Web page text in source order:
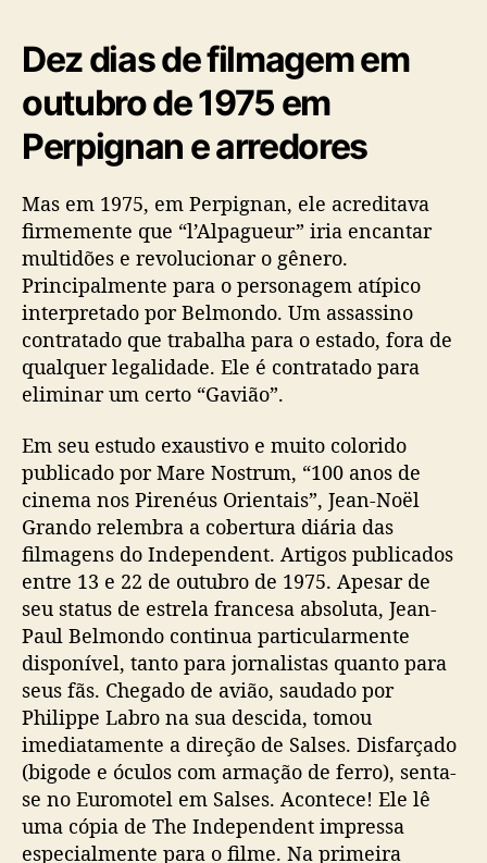
Dez dias de filmagem em
outubro de 1975 em
Perpignan e arredores
Mas em 1975, em Perpignan, ele acreditava
firmemente que “l’Alpagueur” iria encantar
multidões e revolucionar o gênero.
Principalmente para o personagem atípico
interpretado por Belmondo. Um assassino
contratado que trabalha para o estado, fora de
qualquer legalidade. Ele é contratado para
eliminar um certo “Gavião”.
Em seu estudo exaustivo e muito colorido
publicado por Mare Nostrum, “100 anos de
cinema nos Pirenéus Orientais”, Jean-Noël
Grando relembra a cobertura diária das
filmagens do Independent. Artigos publicados
entre 13 e 22 de outubro de 1975. Apesar de
seu status de estrela francesa absoluta, Jean-
Paul Belmondo continua particularmente
disponível, tanto para jornalistas quanto para
seus fãs. Chegado de avião, saudado por
Philippe Labro na sua descida, tomou
imediatamente a direção de Salses. Disfarçado
(bigode e óculos com armação de ferro), senta-
se no Euromotel em Salses. Acontece! Ele lê
uma cópia de The Independent impressa
especialmente para o filme. Na primeira